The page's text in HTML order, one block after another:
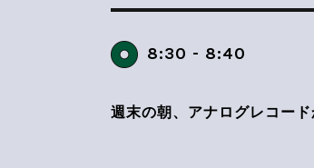
8:30 - 8:40
週末の朝、アナログレコー